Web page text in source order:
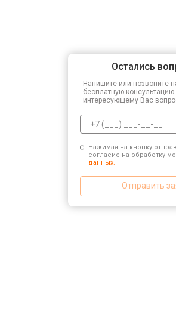
Остались
Напишите или позвоните
бесплатную консультацию
интересующему Вас
Нажимая на кнопку
согласие на обработку
данных.
Отправить